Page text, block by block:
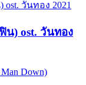
น) ost. วันทอง